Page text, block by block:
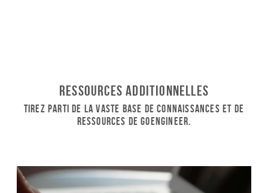
Ressources additionnelles
Tirez parti de la vaste base de connaissances et de
ressources de GoEngineer.